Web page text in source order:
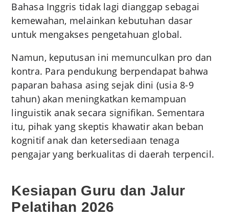
Bahasa Inggris tidak lagi dianggap sebagai
kemewahan, melainkan kebutuhan dasar
untuk mengakses pengetahuan global.
Namun, keputusan ini memunculkan pro dan
kontra. Para pendukung berpendapat bahwa
paparan bahasa asing sejak dini (usia 8-9
tahun) akan meningkatkan kemampuan
linguistik anak secara signifikan. Sementara
itu, pihak yang skeptis khawatir akan beban
kognitif anak dan ketersediaan tenaga
pengajar yang berkualitas di daerah terpencil.
Kesiapan Guru dan Jalur
Pelatihan 2026